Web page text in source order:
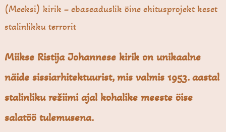
(Meeksi) kirik – ebaseaduslik öine ehitusprojekt keset
stalinlikku terrorit
Miikse Ristija Johannese kirik on unikaalne
näide sissiarhitektuurist, mis valmis 1953. aastal
stalinliku režiimi ajal kohalike meeste öise
salatöö tulemusena.